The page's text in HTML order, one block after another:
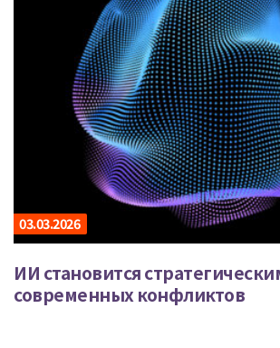
03.03.2026
ИИ становится
современных конфликтов